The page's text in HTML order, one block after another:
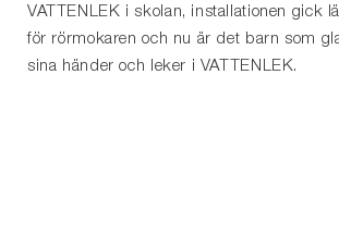
VATTENLEK i skolan, installationen gick
för rörmokaren och nu är det barn som
sina händer och leker i VATTENLEK.